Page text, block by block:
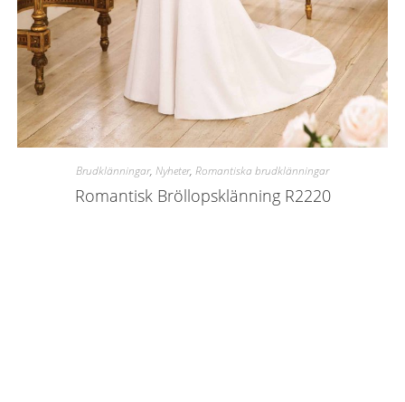
Brudklänningar, Nyheter, Romantiska brudklänningar
Romantisk Bröllopsklänning R2220